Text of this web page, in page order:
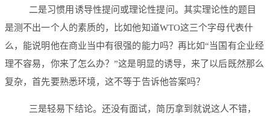
二是习惯用诱导性提问或理论性提问。其实理论性的题目
是测不出一个人的素质的，比如他知道WTO这三个字母代表什
么，能说明他在商业当中有很强的能力吗？再比如“当国有企业经
理不容易，你来了怎么办？”这是明显的诱导，来了以后既然那么
复杂，首先要熟悉环境，这不等于告诉他答案吗？
三是轻易下结论。还没有面试，简历拿到就说这人不错，